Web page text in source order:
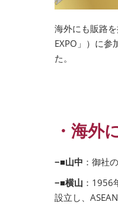
海外にも販路
EXPO」）に
た。
・海外
−■山中 ：御社
−■横山 ：1956
設立し、